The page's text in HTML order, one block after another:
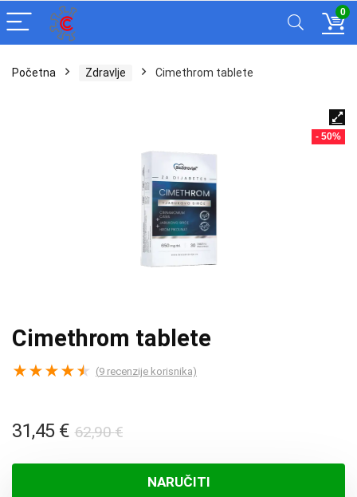
0
Početna Zdravlje Cimethrom tablete
- 50%
Cimethrom tablete
★★★★★ (9 recenzije korisnika)
62,90€Izvorna
bila
31,45 €
Trenutna
NARUČITI